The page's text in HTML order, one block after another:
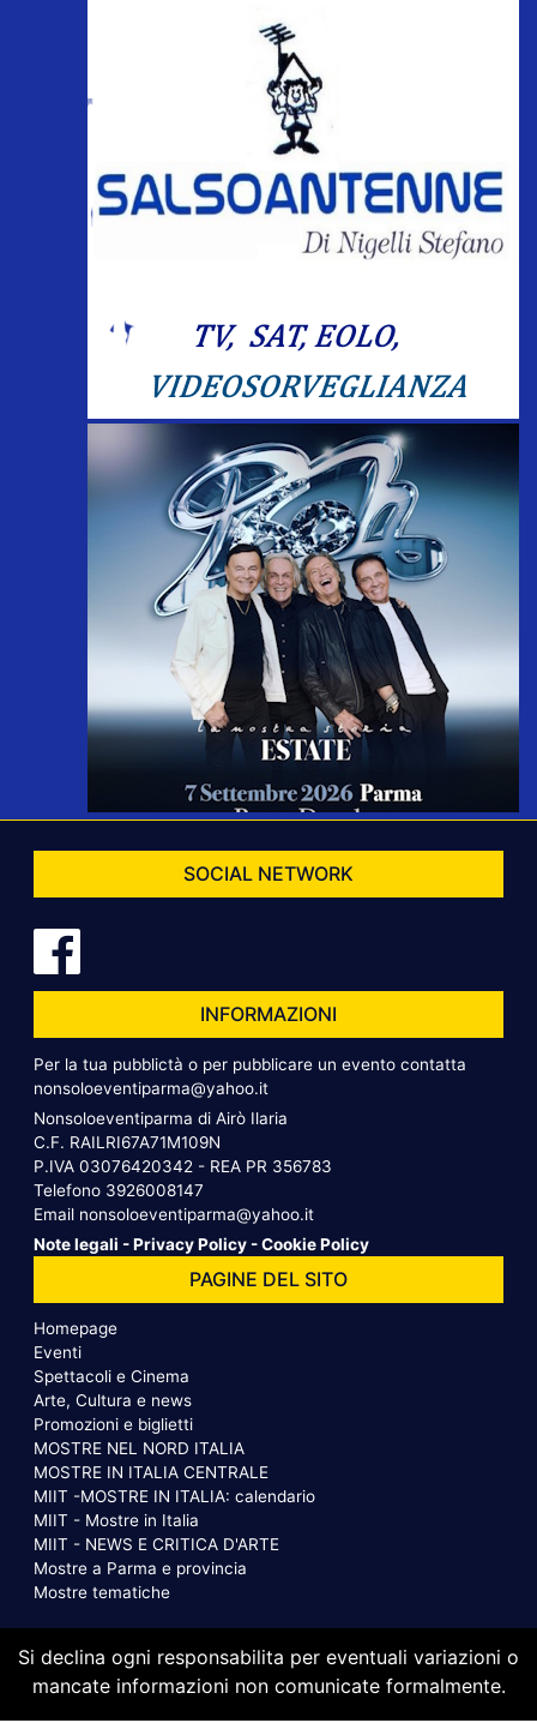
SOCIAL NETWORK
INFORMAZIONI
Per la tua pubblictà o per pubblicare un evento contatta
nonsoloeventiparma@yahoo.it
Nonsoloeventiparma di Airò Ilaria
C.F. RAILRI67A71M109N
P.IVA 03076420342 - REA PR 356783
Telefono 3926008147
Email nonsoloeventiparma@yahoo.it
Note legali -Privacy Policy -Cookie Policy
PAGINE DEL SITO
Homepage
Eventi
Spettacoli e Cinema
Arte, Cultura e news
Promozioni e biglietti
MOSTRE NEL NORD ITALIA
MOSTRE IN ITALIA CENTRALE
MIIT -MOSTRE IN ITALIA: calendario
MIIT - Mostre in Italia
MIIT - NEWS E CRITICA D'ARTE
Mostre a Parma e provincia
Mostre tematiche
Si declina ogni responsabilita per eventuali variazioni o
mancate informazioni non comunicate formalmente.